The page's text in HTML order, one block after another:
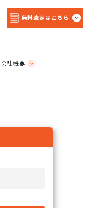
無料査定はこちら
会社概要